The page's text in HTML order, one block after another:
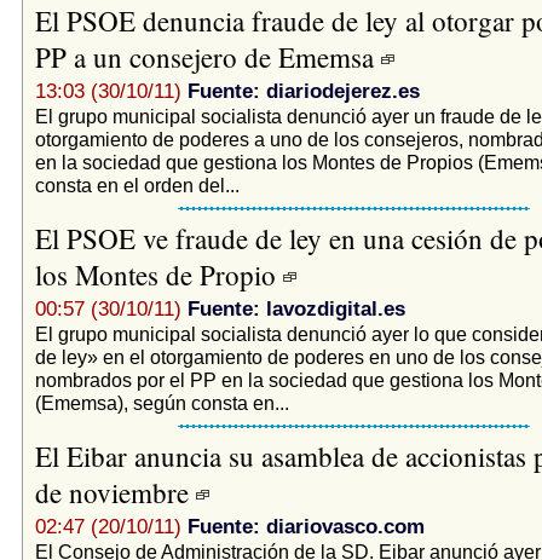
El PSOE denuncia fraude de ley al otorgar
PP a un consejero de Ememsa
13:03 (30/10/11) Fuente: diariodejerez.es
El grupo municipal socialista denunció ayer un fraude de
otorgamiento de poderes a uno de los consejeros,
en la sociedad que gestiona los Montes de Propios
consta en el orden del...
El PSOE ve fraude de ley en una cesión de
los Montes de Propio
00:57 (30/10/11) Fuente: lavozdigital.es
El grupo municipal socialista denunció ayer lo que
de ley» en el otorgamiento de poderes en uno de los
nombrados por el PP en la sociedad que gestiona los
(Ememsa), según consta en...
El Eibar anuncia su asamblea de accionistas
de noviembre
02:47 (20/10/11) Fuente: diariovasco.com
El Consejo de Administración de la SD. Eibar anunció